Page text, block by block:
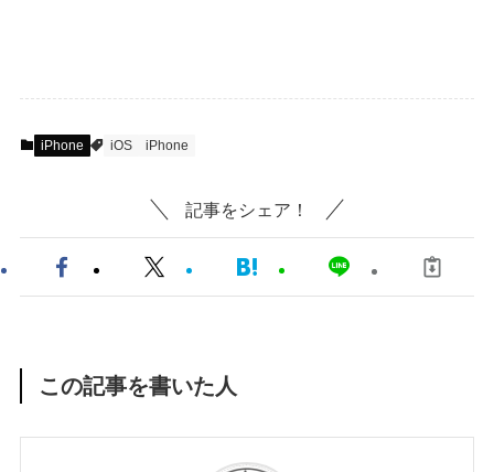
iPhone iOS iPhone
記事をシェア！
この記事を書いた人